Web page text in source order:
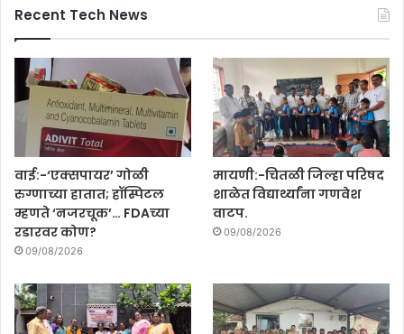
Recent Tech News
वाई:-‘एक्सपायर’ गोळी
रुग्णाच्या हातात; हॉस्पिटल
म्हणते ‘नजरचूक’… FDAच्या
रडारवर कोण?
09/08/2026
मायणी:-चितळी जिल्हा परिषद
शाळेत विद्यार्थ्यांना गणवेश
वाटप.
09/08/2026